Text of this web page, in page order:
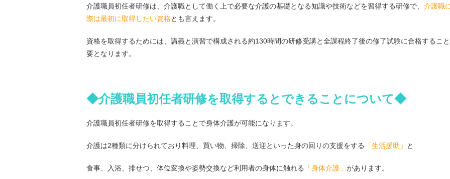
介護職員初任者研修は、介護職として働く上で必要な介護の基礎となる知識や技術などを習得する研修で、 介護職
際は最初に取得したい資格とも言えます。
資格を取得するためには、講義と演習で構成される約130時間の研修受講と全課程終了後の修了試験に合格するこ
要となります。
◆介護職員初任者研修を取得するとできることについて◆
介護職員初任者研修を取得することで身体介護が可能になります。
介護は2種類に分けられており料理、買い物、掃除、送迎といった身の回りの支援をする 「生活援助」 と
食事、入浴、排せつ、体位変換や姿勢交換など利用者の身体に触れる 「身体介護」 があります。